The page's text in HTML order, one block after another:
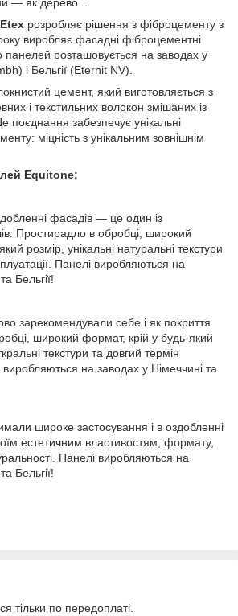
— як дерево...
розробляє рішення з фіброцементу з
виробляє фасадні фіброцементні
панелей розташовується на заводах у
і Бельгії (Eternit NV).
цемент, який виготовляється з
і текстильних волокон змішаних із
поєднання забезпечує унікальні
міцність з унікальним зовнішнім
Equitone:
фасадів — це один із
Простирадло в обробці, широкий
розмір, унікальні натуральні текстури
Панелі виробляються на
Бельгії!
зарекомендували себе і як покриття
широкий формат, крій у будь-який
текстури та довгий термін
виробляються на заводах у Німеччині та
широке застосування і в оздобленні
естетичним властивостям, формату,
Панелі виробляються на
Бельгії!
тільки по передоплаті.